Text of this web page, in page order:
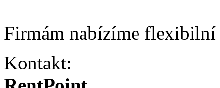
Firmám nabízíme flexibilní
Kontakt: